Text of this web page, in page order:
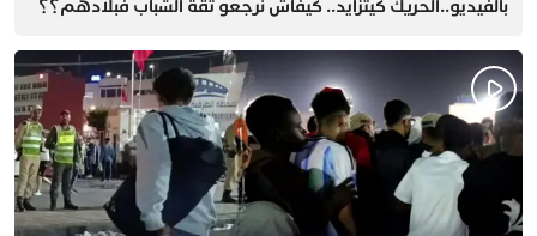
بالفيديو..الحريك كيتزايد.. كيفاش نرجعو ثقة الشباب فبلادهم؟؟